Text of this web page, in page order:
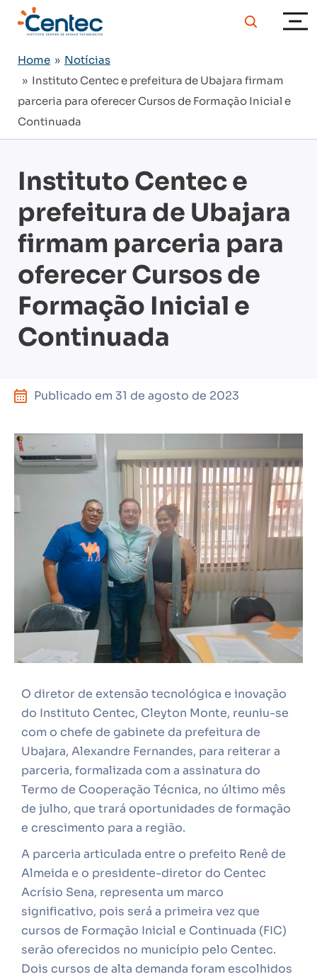
Home » Notícias
» Instituto Centec e prefeitura de Ubajara firmam
parceria para oferecer Cursos de Formação Inicial e
Continuada
Instituto Centec e
prefeitura de Ubajara
firmam parceria para
oferecer Cursos de
Formação Inicial e
Continuada
Publicado em 31 de agosto de 2023
O diretor de extensão tecnológica e inovação
do Instituto Centec, Cleyton Monte, reuniu-se
com o chefe de gabinete da prefeitura de
Ubajara, Alexandre Fernandes, para reiterar a
parceria, formalizada com a assinatura do
Termo de Cooperação Técnica, no último mês
de julho, que trará oportunidades de formação
e crescimento para a região.
A parceria articulada entre o prefeito Renê de
Almeida e o presidente-diretor do Centec
Acrísio Sena, representa um marco
significativo, pois será a primeira vez que
cursos de Formação Inicial e Continuada (FIC)
serão oferecidos no município pelo Centec.
Dois cursos de alta demanda foram escolhidos